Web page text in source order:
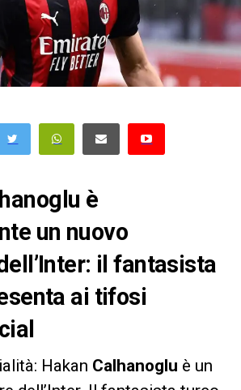
è
un nuovo
il fantasista
ai tifosi
Hakan Calhanoglu è un